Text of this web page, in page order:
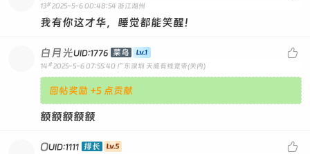
13# 2025-5-6 00:48:54 浙江湖州
我有你这才华，睡觉都能笑醒！

白月光UID:1776 菜鸟
14 # 2025-5-6 07:55:40 广东深圳 天威有线宽带(关内)
回帖奖励 +5 点贡献
额额额额额

OUID:1111 排长